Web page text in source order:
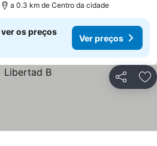
a 0.3 km de Centro da cidade
os preços
Ver preços
Partilhar